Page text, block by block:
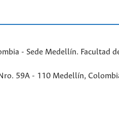
- Sede Medellín. Facultad
59A - 110 Medellín,